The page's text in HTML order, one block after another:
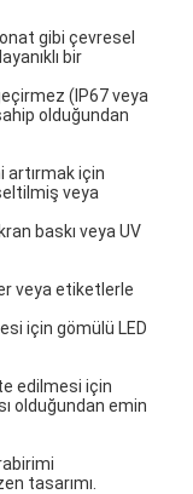
gibi çevresel
bir
(IP67 veya
olduğundan
artırmak için
veya
baskı veya UV
veya etiketlerle
için gömülü LED
edilmesi için
olduğundan emin
tasarımı.